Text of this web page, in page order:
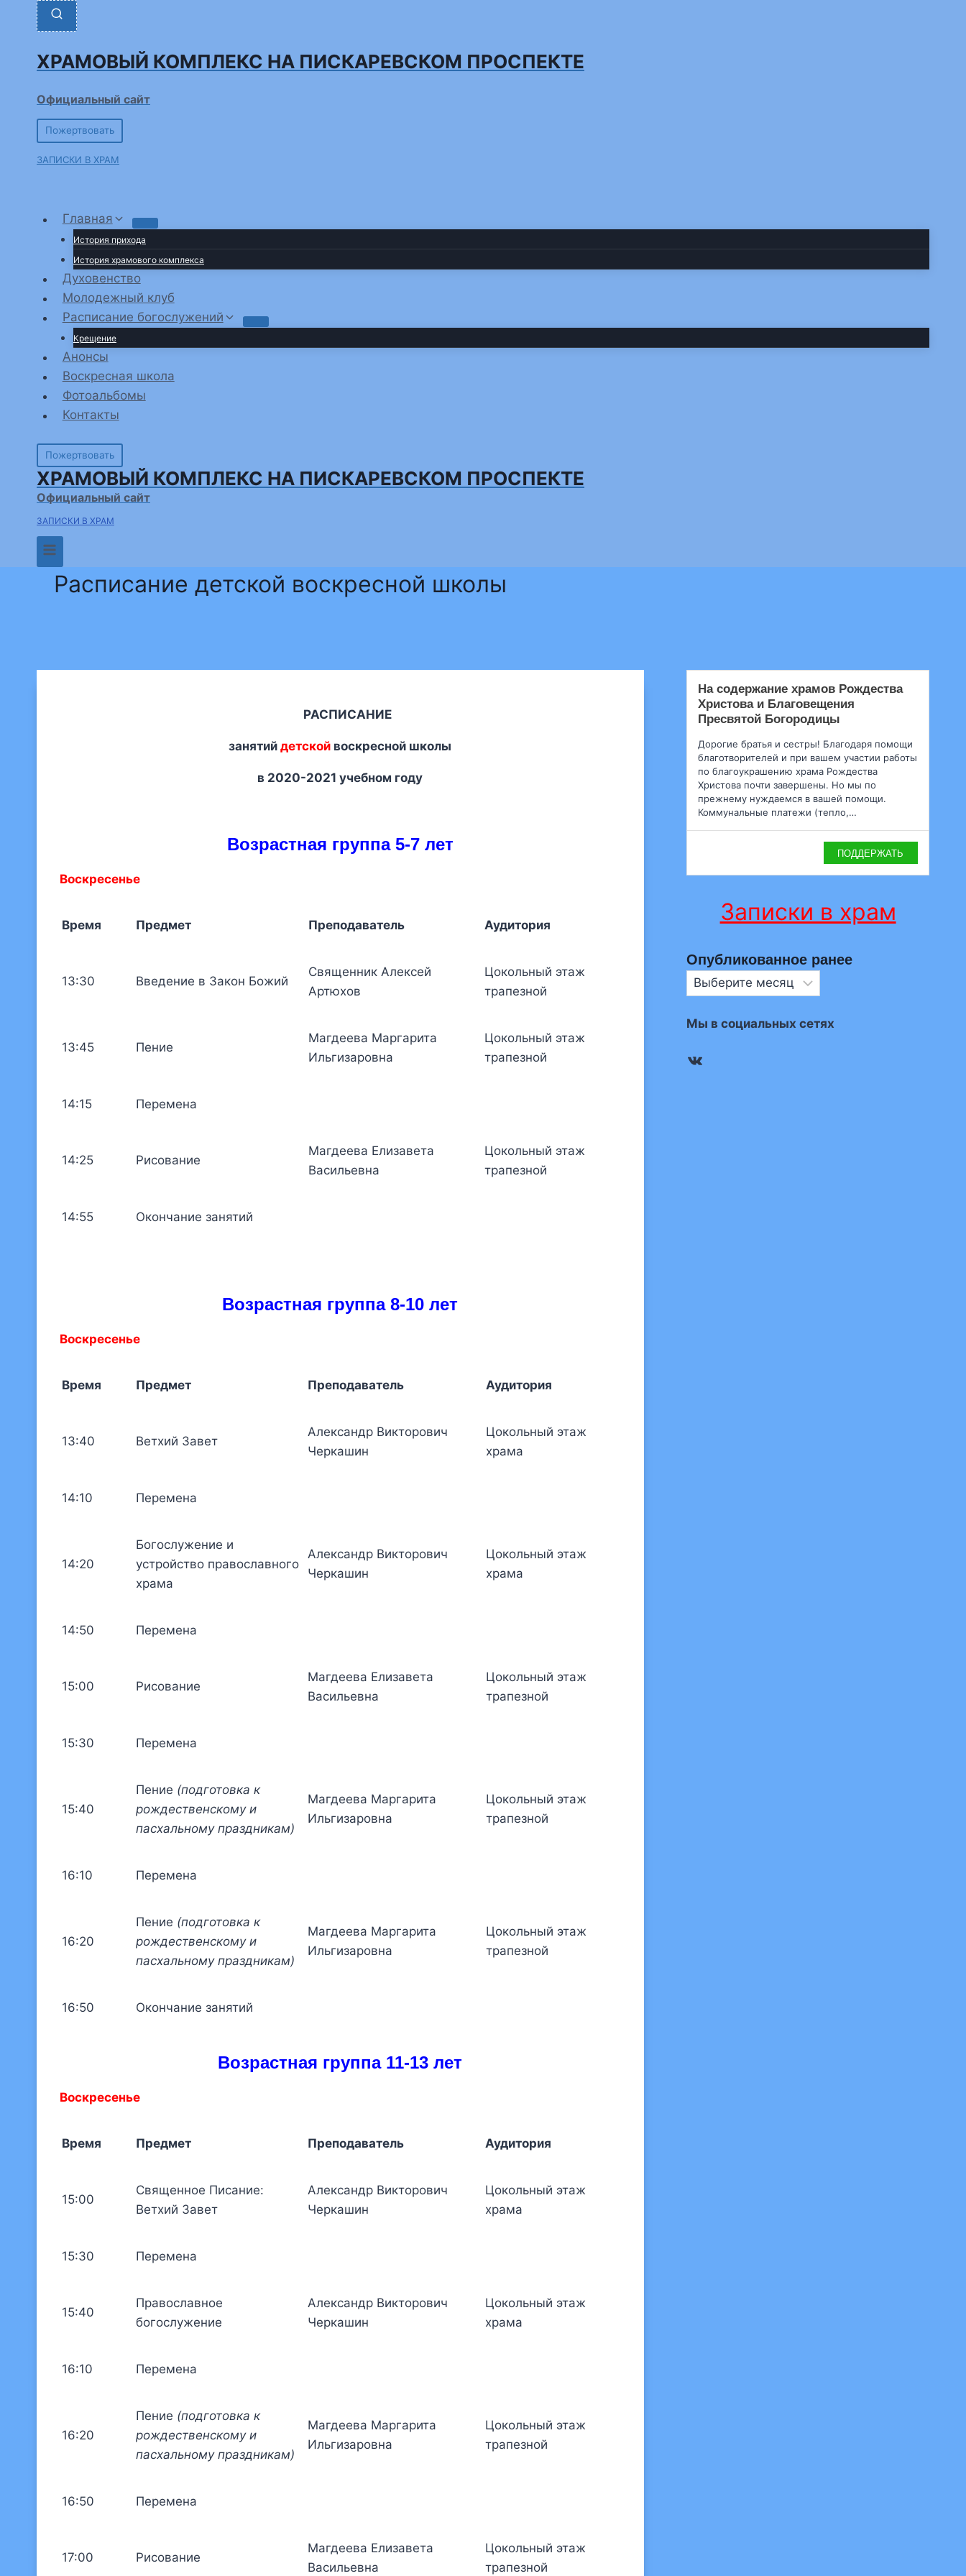
Перейти
ХРАМОВЫЙ КОМПЛЕКС НА ПИСКАРЕВСКОМ ПРОСПЕКТЕ
Официальный сайт
Пожертвовать
ЗАПИСКИ В ХРАМ
Главная
История прихода
История храмового комплекса
Духовенство
Молодежный клуб
Расписание богослужений
Крещение
Анонсы
Воскресная школа
Фотоальбомы
Контакты
Пожертвовать
ХРАМОВЫЙ КОМПЛЕКС НА ПИСКАРЕВСКОМ ПРОСПЕКТЕ
Официальный сайт
ЗАПИСКИ В ХРАМ
Расписание детской воскресной школы
РАСПИСАНИЕ
занятийдетской воскресной школы
в 2020-2021 учебном году
Возрастная группа 5-7 лет
Воскресенье
Время Предмет Преподаватель Аудитория
13:30 Введение в Закон Божий
Священник Алексей
Артюхов
Цокольный этаж
трапезной
13:45 Пение
Магдеева Маргарита
Ильгизаровна
Цокольный этаж
трапезной
14:15 Перемена
14:25 Рисование
Магдеева Елизавета
Васильевна
Цокольный этаж
трапезной
14:55 Окончание занятий
Возрастная группа 8-10 лет
Воскресенье
Время Предмет Преподаватель Аудитория
13:40 Ветхий Завет
Александр Викторович
Черкашин
Цокольный этаж
храма
14:10 Перемена
14:20
Богослужение и
устройство православного
храма
Александр Викторович
Черкашин
Цокольный этаж
храма
14:50 Перемена
15:00 Рисование
Магдеева Елизавета
Васильевна
Цокольный этаж
трапезной
15:30 Перемена
15:40
Пение (подготовка к
рождественскому и
пасхальному праздникам)
Магдеева Маргарита
Ильгизаровна
Цокольный этаж
трапезной
16:10 Перемена
16:20
Пение (подготовка к
рождественскому и
пасхальному праздникам)
Магдеева Маргарита
Ильгизаровна
Цокольный этаж
трапезной
16:50 Окончание занятий
Возрастная группа 11-13 лет
Воскресенье
Время Предмет Преподаватель Аудитория
15:00
Священное Писание:
Ветхий Завет
Александр Викторович
Черкашин
Цокольный этаж
храма
15:30 Перемена
15:40
Православное
богослужение
Александр Викторович
Черкашин
Цокольный этаж
храма
16:10 Перемена
16:20
Пение (подготовка к
рождественскому и
пасхальному праздникам)
Магдеева Маргарита
Ильгизаровна
Цокольный этаж
трапезной
16:50 Перемена
17:00 Рисование
Магдеева Елизавета
Васильевна
Цокольный этаж
трапезной
На содержание храмов Рождества
Христова и Благовещения
Пресвятой Богородицы
Дорогие братья и сестры! Благодаря помощи
благотворителей и при вашем участии работы
по благоукрашению храма Рождества
Христова почти завершены. Но мы по
прежнему нуждаемся в вашей помощи.
Коммунальные платежи (тепло,…
ПОДДЕРЖАТЬ
Записки в храм
Опубликованное ранее
Опубликованное
ранее
Мы в социальных сетях
ВКонтакте